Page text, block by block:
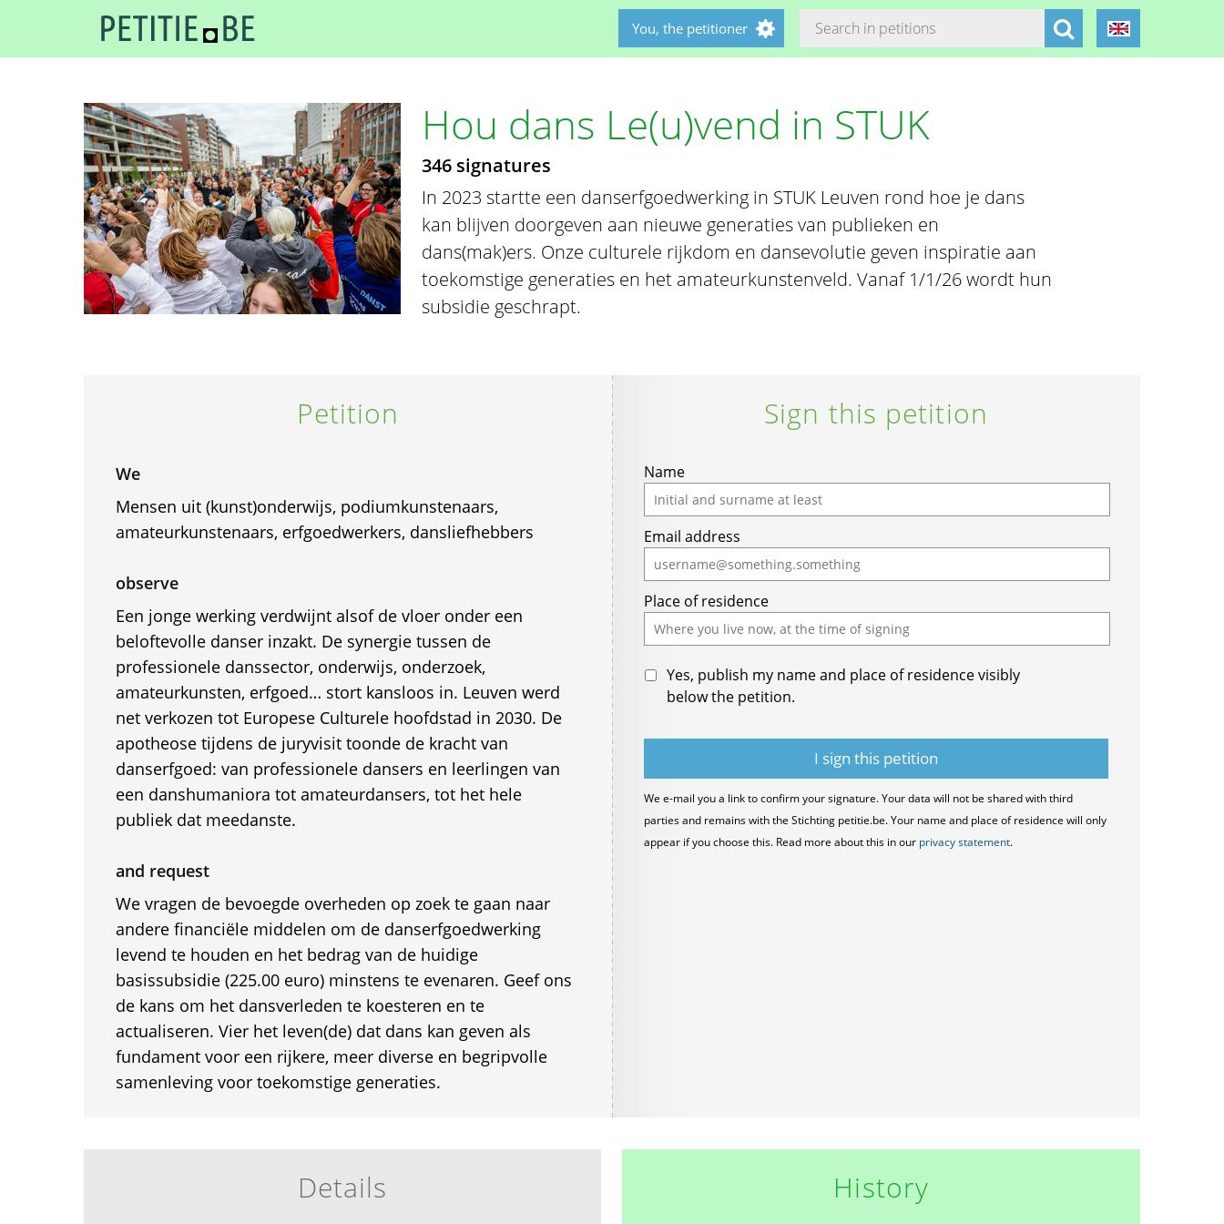
You, the petitioner
Hou dans Le(u)vend in STUK
346 signatures
In 2023 startte een danserfgoedwerking in STUK Leuven rond hoe je dans
kan blijven doorgeven aan nieuwe generaties van publieken en
dans(mak)ers. Onze culturele rijkdom en dansevolutie geven inspiratie aan
toekomstige generaties en het amateurkunstenveld. Vanaf 1/1/26 wordt hun
subsidie geschrapt.
Petition
We
Mensen uit (kunst)onderwijs, podiumkunstenaars,
amateurkunstenaars, erfgoedwerkers, dansliefhebbers
observe
Een jonge werking verdwijnt alsof de vloer onder een
beloftevolle danser inzakt. De synergie tussen de
professionele danssector, onderwijs, onderzoek,
amateurkunsten, erfgoed… stort kansloos in. Leuven werd
net verkozen tot Europese Culturele hoofdstad in 2030. De
apotheose tijdens de juryvisit toonde de kracht van
danserfgoed: van professionele dansers en leerlingen van
een danshumaniora tot amateurdansers, tot het hele
publiek dat meedanste.
and request
We vragen de bevoegde overheden op zoek te gaan naar
andere financiële middelen om de danserfgoedwerking
levend te houden en het bedrag van de huidige
basissubsidie (225.00 euro) minstens te evenaren. Geef ons
de kans om het dansverleden te koesteren en te
actualiseren. Vier het leven(de) dat dans kan geven als
fundament voor een rijkere, meer diverse en begripvolle
samenleving voor toekomstige generaties.
Sign this petition
Name
Email address
Place of residence
Yes, publish my name and place of residence visibly
below the petition.
We e-mail you a link to confirm your signature. Your data will not be shared with third
parties and remains with the Stichting petitie.be. Your name and place of residence will only
appear if you choose this. Read more about this in our privacy statement.
Details History